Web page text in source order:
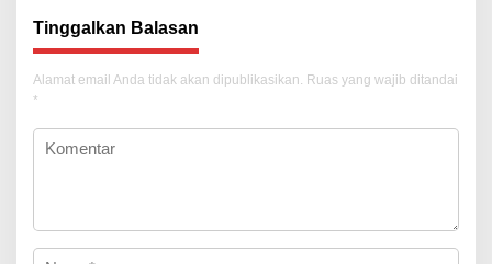
Tinggalkan Balasan
Alamat email Anda tidak akan dipublikasikan. Ruas yang wajib ditandai
*